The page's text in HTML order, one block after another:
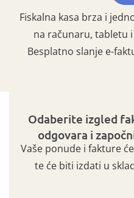
Fiskalna kasa brza i
na računaru, tabletu
Besplatno slanje e-
Odaberite izgled
odgovara i
Vaše ponude i fakture
te će biti izdati u